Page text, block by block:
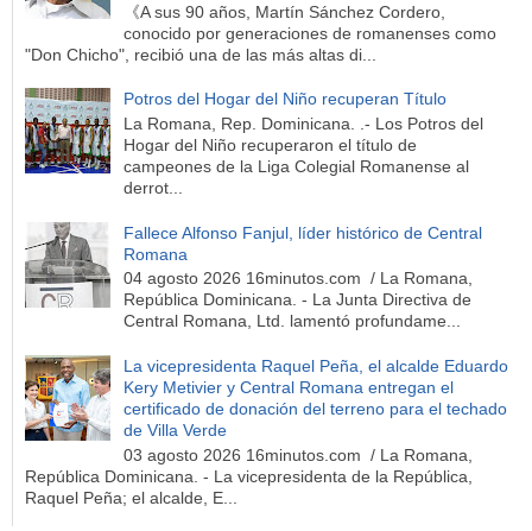
《A sus 90 años, Martín Sánchez Cordero,
conocido por generaciones de romanenses como
"Don Chicho", recibió una de las más altas di...
Potros del Hogar del Niño recuperan Título
La Romana, Rep. Dominicana. .- Los Potros del
Hogar del Niño recuperaron el título de
campeones de la Liga Colegial Romanense al
derrot...
Fallece Alfonso Fanjul, líder histórico de Central
Romana
04 agosto 2026 16minutos.com / La Romana,
República Dominicana. - La Junta Directiva de
Central Romana, Ltd. lamentó profundame...
La vicepresidenta Raquel Peña, el alcalde Eduardo
Kery Metivier y Central Romana entregan el
certificado de donación del terreno para el techado
de Villa Verde
03 agosto 2026 16minutos.com / La Romana,
República Dominicana. - La vicepresidenta de la República,
Raquel Peña; el alcalde, E...